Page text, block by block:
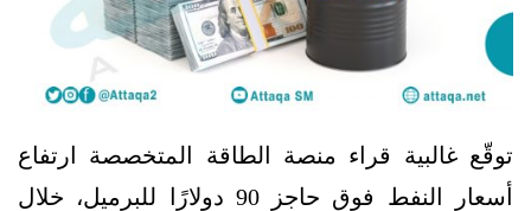
توقّع غالبية قراء منصة الطاقة المتخصصة ارتفاع
أسعار النفط فوق حاجز 90 دولارًا للبرميل، خلال